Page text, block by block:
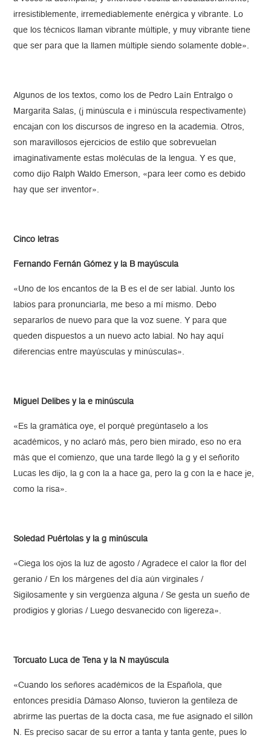
irresistiblemente, irremediablemente enérgica y vibrante. Lo
que los técnicos llaman vibrante múltiple, y muy vibrante tiene
que ser para que la llamen múltiple siendo solamente doble».
Algunos de los textos, como los de Pedro Laín Entralgo o
Margarita Salas, (j minúscula e i minúscula respectivamente)
encajan con los discursos de ingreso en la academia. Otros,
son maravillosos ejercicios de estilo que sobrevuelan
imaginativamente estas moléculas de la lengua. Y es que,
como dijo Ralph Waldo Emerson, «para leer como es debido
hay que ser inventor».
Cinco letras
Fernando Fernán Gómez y la B mayúscula
«Uno de los encantos de la B es el de ser labial. Junto los
labios para pronunciarla, me beso a mí mismo. Debo
separarlos de nuevo para que la voz suene. Y para que
queden dispuestos a un nuevo acto labial. No hay aquí
diferencias entre mayúsculas y minúsculas».
Miguel Delibes y la e minúscula
«Es la gramática oye, el porqué pregúntaselo a los
académicos, y no aclaró más, pero bien mirado, eso no era
más que el comienzo, que una tarde llegó la g y el señorito
Lucas les dijo, la g con la a hace ga, pero la g con la e hace je,
como la risa».
Soledad Puértolas y la g minúscula
«Ciega los ojos la luz de agosto / Agradece el calor la flor del
geranio / En los márgenes del día aún virginales /
Sigilosamente y sin vergüenza alguna / Se gesta un sueño de
prodigios y glorias / Luego desvanecido con ligereza».
Torcuato Luca de Tena y la N mayúscula
«Cuando los señores académicos de la Española, que
entonces presidía Dámaso Alonso, tuvieron la gentileza de
abrirme las puertas de la docta casa, me fue asignado el sillón
N. Es preciso sacar de su error a tanta y tanta gente, pues lo